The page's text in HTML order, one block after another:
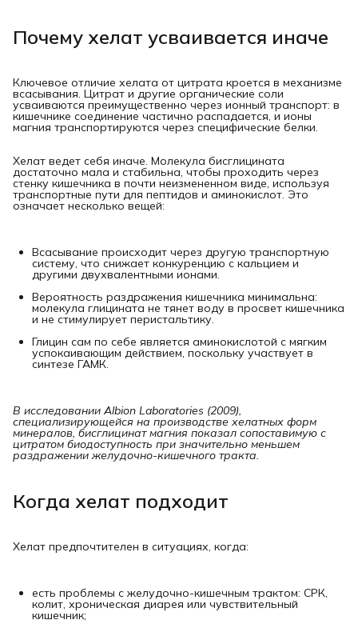
Почему хелат усваивается иначе
Ключевое отличие хелата от цитрата кроется в механизме
всасывания. Цитрат и другие органические соли
усваиваются преимущественно через ионный транспорт: в
кишечнике соединение частично распадается, и ионы
магния транспортируются через специфические белки.
Хелат ведет себя иначе. Молекула бисглицината
достаточно мала и стабильна, чтобы проходить через
стенку кишечника в почти неизмененном виде, используя
транспортные пути для пептидов и аминокислот. Это
означает несколько вещей:
Всасывание происходит через другую транспортную
систему, что снижает конкуренцию с кальцием и
другими двухвалентными ионами.
Вероятность раздражения кишечника минимальна:
молекула глицината не тянет воду в просвет кишечника
и не стимулирует перистальтику.
Глицин сам по себе является аминокислотой с мягким
успокаивающим действием, поскольку участвует в
синтезе ГАМК.
В исследовании Albion Laboratories (2009),
специализирующейся на производстве хелатных форм
минералов, бисглицинат магния показал сопоставимую с
цитратом биодоступность при значительно меньшем
раздражении желудочно-кишечного тракта.
Когда хелат подходит
Хелат предпочтителен в ситуациях, когда:
есть проблемы с желудочно-кишечным трактом: СРК,
колит, хроническая диарея или чувствительный
кишечник;